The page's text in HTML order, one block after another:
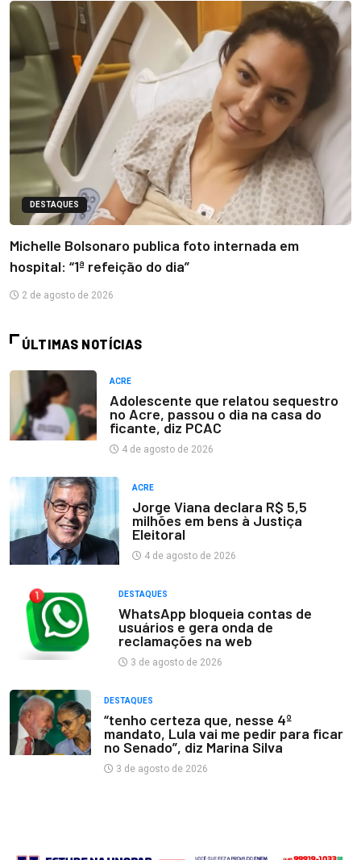
DESTAQUES
Michelle Bolsonaro publica foto internada em
hospital: “1ª refeição do dia”
2 de agosto de 2026
ÚLTIMAS NOTÍCIAS
ACRE
Adolescente que relatou sequestro
no Acre, passou o dia na casa do
ficante, diz PCAC
4 de agosto de 2026
ACRE
Jorge Viana declara R$ 5,5
milhões em bens à Justiça
Eleitoral
4 de agosto de 2026
DESTAQUES
WhatsApp bloqueia contas de
usuários e gera onda de
reclamações na web
3 de agosto de 2026
DESTAQUES
“tenho certeza que, nesse 4º
mandato, Lula vai me pedir para ficar
no Senado”, diz Marina Silva
3 de agosto de 2026